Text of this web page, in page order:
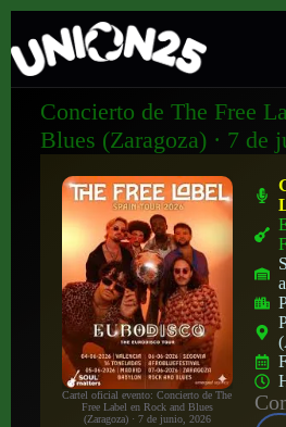
Concierto de The Free
Blues (Zaragoza) · 7 de
Cartel oficial evento: Concierto de The
Free Label en Rock and Blues
(Zaragoza) · 7 de junio, 2026